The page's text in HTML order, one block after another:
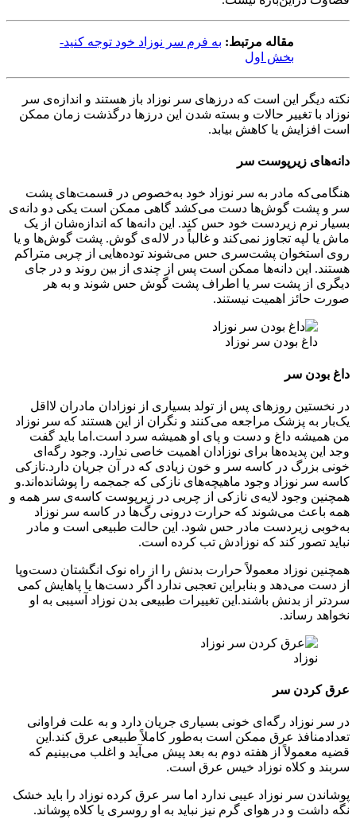
مقاله مرتبط: به فرم سر نوزاد خود توجه کنید-
بخش اول
نکته دیگر این است که درزهای سر نوزاد باز هستند و اندازه‌ی سر
نوزاد با تغییر حالات و بسته شدن این درزها درگذشت زمان ممکن
است افزایش یا کاهش بیابد.
دانه‌های زیرپوست سر
هنگامی‌که مادر به سر نوزاد خود به‌خصوص در قسمت‌های پشت
سر و پشت گوش‌ها دست می‌کشد گاهی ممکن است یکی دو دانه‌ی
بسیار نرم زیردست خود حس کند. این دانه‌ها که اندازه‌شان از یک
ماش یا لپه تجاوز نمی‌کند و غالباً در لاله‌ی گوش. پشت گوش‌ها و یا
روی استخوان پشت‌سری حس می‌شوند توده‌هایی از چربی متراکم
هستند. این دانه‌ها ممکن است پس از چندی از بین روند و در جای
دیگری از پشت سر یا اطراف پشت گوش حس شوند و به هر
صورت حائز اهمیت نیستند.
داغ بودن سر نوزاد
داغ بودن سر
در نخستین روزهای پس از تولد بسیاری از نوزادان مادران لااقل
یک‌بار به پزشک مراجعه می‌کنند و نگران از این هستند که سر نوزاد
من همیشه داغ و دست و پای او همیشه سرد است.اما باید گفت
وجد این پدیده‌ها برای نوزادان اهمیت خاصی ندارد. وجود رگه‌ای
خونی بزرگ در کاسه سر و خون زیادی که در آن جریان دارد.نازکی
کاسه سر نوزاد وجود ماهیچه‌های نازکی که جمجمه را پوشانده‌اند.و
همچنین وجود لایه‌ی نازکی از چربی در زیرپوست کاسه‌ی سر همه و
همه باعث می‌شوند که حرارت درونی رگ‌ها در کاسه سر نوزاد
به‌خوبی زیردست مادر حس شود. این حالت طبیعی است و مادر
نباید تصور کند که نوزادش تب کرده است.
همچنین نوزاد معمولاً حرارت بدنش را از راه نوک انگشتان دست‌وپا
از دست می‌دهد و بنابراین تعجبی ندارد اگر دست‌ها یا پاهایش کمی
سردتر از بدنش باشند.این تغییرات طبیعی بدن نوزاد آسیبی به او
نخواهد رساند.
نوزاد
عرق کردن سر
در سر نوزاد رگه‌ای خونی بسیاری جریان دارد و به علت فراوانی
تعدادمنافذ عرق ممکن است به‌طور کاملاً طبیعی عرق کند.این
قضیه معمولاً از هفته دوم به بعد پیش می‌آید و اغلب می‌بینیم که
سربند و کلاه نوزاد خیس عرق است.
پوشاندن سر نوزاد عیبی ندارد اما سر عرق کرده نوزاد را باید خشک
نگه داشت و در هوای گرم نیز نباید به او روسری یا کلاه پوشاند.